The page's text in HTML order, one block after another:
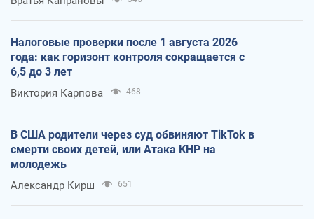
Налоговые проверки после 1 августа 2026
года: как горизонт контроля сокращается с
6,5 до 3 лет
Виктория Карпова 468
В США родители через суд обвиняют TikTok в
смерти своих детей, или Атака КНР на
молодежь
Александр Кирш 651